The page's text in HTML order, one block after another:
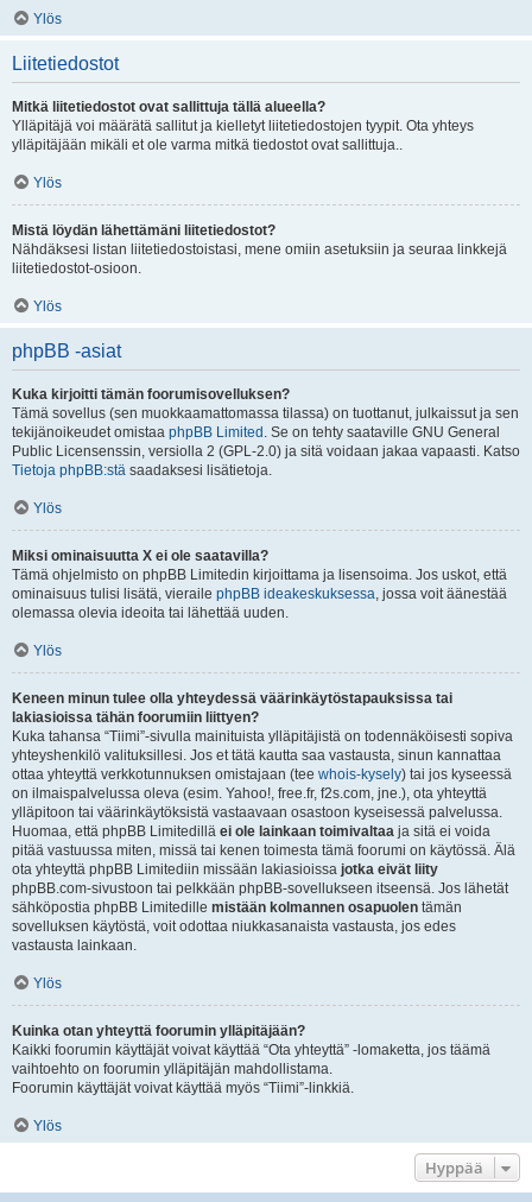
Ylös
Liitetiedostot
Mitkä liitetiedostot ovat sallittuja tällä alueella?
Ylläpitäjä voi määrätä sallitut ja kielletyt liitetiedostojen tyypit. Ota yhteys
ylläpitäjään mikäli et ole varma mitkä tiedostot ovat sallittuja..
Ylös
Mistä löydän lähettämäni liitetiedostot?
Nähdäksesi listan liitetiedostoistasi, mene omiin asetuksiin ja seuraa linkkejä
liitetiedostot-osioon.
Ylös
phpBB -asiat
Kuka kirjoitti tämän foorumisovelluksen?
Tämä sovellus (sen muokkaamattomassa tilassa) on tuottanut, julkaissut ja sen
tekijänoikeudet omistaa phpBB Limited . Se on tehty saataville GNU General
Public Licensenssin, versiolla 2 (GPL-2.0) ja sitä voidaan jakaa vapaasti. Katso
Tietoja phpBB:stä saadaksesi lisätietoja.
Ylös
Miksi ominaisuutta X ei ole saatavilla?
Tämä ohjelmisto on phpBB Limitedin kirjoittama ja lisensoima. Jos uskot, että
ominaisuus tulisi lisätä, vieraile phpBB ideakeskuksessa, jossa voit äänestää
olemassa olevia ideoita tai lähettää uuden.
Ylös
Keneen minun tulee olla yhteydessä väärinkäytöstapauksissa tai
lakiasioissa tähän foorumiin liittyen?
Kuka tahansa “Tiimi”-sivulla mainituista ylläpitäjistä on todennäköisesti sopiva
yhteyshenkilö valituksillesi. Jos et tätä kautta saa vastausta, sinun kannattaa
ottaa yhteyttä verkkotunnuksen omistajaan (tee whois-kysely) tai jos kyseessä
on ilmaispalvelussa oleva (esim. Yahoo!, free.fr, f2s.com, jne.), ota yhteyttä
ylläpitoon tai väärinkäytöksistä vastaavaan osastoon kyseisessä palvelussa.
Huomaa, että phpBB Limitedillä ei ole lainkaan toimivaltaa ja sitä ei voida
pitää vastuussa miten, missä tai kenen toimesta tämä foorumi on käytössä. Älä
ota yhteyttä phpBB Limitediin missään lakiasioissa jotka eivät liity
phpBB.com-sivustoon tai pelkkään phpBB-sovellukseen itseensä. Jos lähetät
sähköpostia phpBB Limitedille mistään kolmannen osapuolen tämän
sovelluksen käytöstä, voit odottaa niukkasanaista vastausta, jos edes
vastausta lainkaan.
Ylös
Kuinka otan yhteyttä foorumin ylläpitäjään?
Kaikki foorumin käyttäjät voivat käyttää “Ota yhteyttä” -lomaketta, jos täämä
vaihtoehto on foorumin ylläpitäjän mahdollistama.
Foorumin käyttäjät voivat käyttää myös “Tiimi”-linkkiä.
Ylös
Hyppää